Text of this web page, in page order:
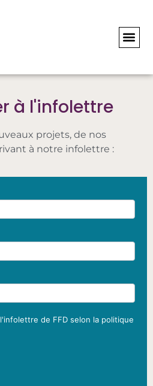
à l'infolettre
projets, de nos
à notre infolettre :
de FFD selon la politique